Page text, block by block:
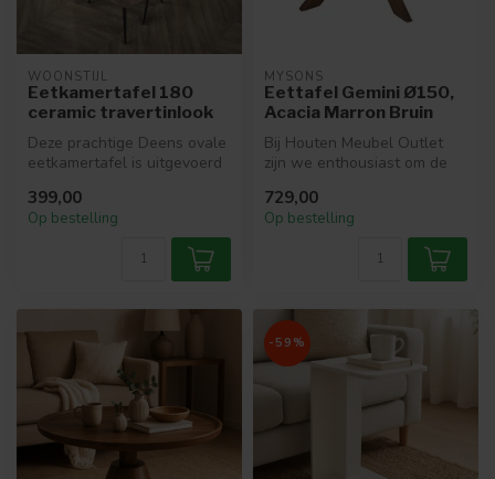
WOONSTIJL
Eetkamertafel 180
ceramic travertinlook
Deze prachtige Deens ovale
eetkamertafel is uitgevoerd
399,00
Op bestelling
MYSONS
Eettafel Gemini Ø150,
Acacia Marron Bruin
Bij Houten Meubel Outlet
zijn we enthousiast om de
presentere...
729,00
Op bestelling
-59%